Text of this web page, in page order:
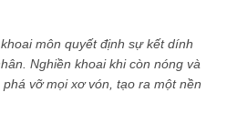
môn quyết định sự kết dính
Nghiền khoai khi còn nóng và
vỡ mọi xơ vón, tạo ra một nền